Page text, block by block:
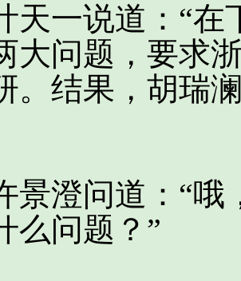
一说道：“在
大问题，要求
。结果，胡瑞
澄问道：“哦
么问题？”